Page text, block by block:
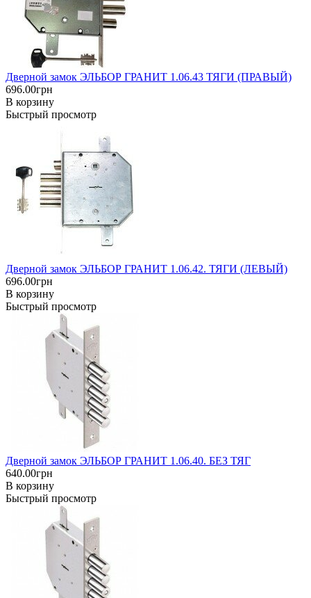
Дверной замок ЭЛЬБОР ГРАНИТ 1.06.43 ТЯГИ (ПРАВЫЙ)
696.00грн
В корзину
Быстрый просмотр
Дверной замок ЭЛЬБОР ГРАНИТ 1.06.42. ТЯГИ (ЛЕВЫЙ)
696.00грн
В корзину
Быстрый просмотр
Дверной замок ЭЛЬБОР ГРАНИТ 1.06.40. БЕЗ ТЯГ
640.00грн
В корзину
Быстрый просмотр